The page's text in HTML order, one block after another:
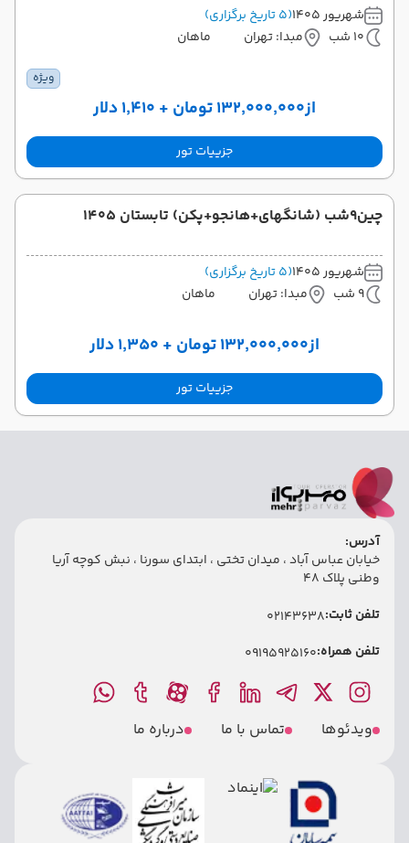
شهریور 1405
(5 تاریخ برگزاری)
10 شب
مبدا: تهران ماهان
ویژه
از۱۳۲٬۰۰۰٬۰۰۰ تومان + ۱٬۴۱۰ دلار
جزییات تور
چین9شب (شانگهای+هانجو+پکن) تابستان 1405
شهریور 1405
(5 تاریخ برگزاری)
9 شب
مبدا: تهران ماهان
از۱۳۲٬۰۰۰٬۰۰۰ تومان + ۱٬۳۵۰ دلار
جزییات تور
آدرس:
خیابان عباس آباد ، میدان تختی ، ابتدای سورنا ، نبش کوچه آریا
وطنی پلاک 48
تلفن ثابت:02143638
تلفن همراه:09195925160
ویدئوها تماس با ما درباره ما